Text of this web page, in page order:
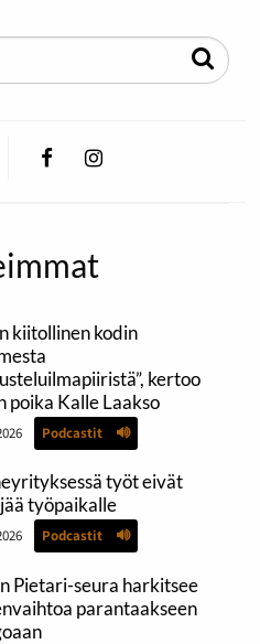
FacebookInstagram
kiitollinen kodin
kertoo
poika Kalle Laakso
Podcastit
työt eivät
työpaikalle
Podcastit
Pietari-seura harkitsee
parantaakseen